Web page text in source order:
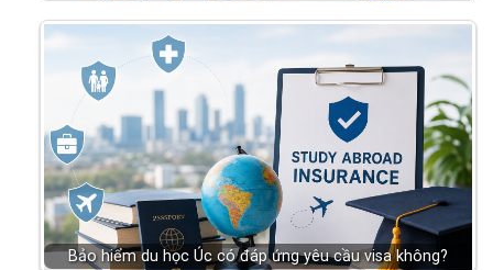
Bảo hiểm du học Úc có đáp ứng yêu cầu visa không?